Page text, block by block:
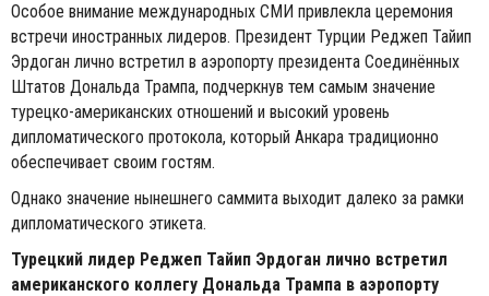
Особое внимание международных СМИ привлекла церемония
встречи иностранных лидеров. Президент Турции Реджеп Тайип
Эрдоган лично встретил в аэропорту президента Соединённых
Штатов Дональда Трампа, подчеркнув тем самым значение
турецко-американских отношений и высокий уровень
дипломатического протокола, который Анкара традиционно
обеспечивает своим гостям.
Однако значение нынешнего саммита выходит далеко за рамки
дипломатического этикета.
Турецкий лидер Реджеп Тайип Эрдоган лично встретил
американского коллегу Дональда Трампа в аэропорту